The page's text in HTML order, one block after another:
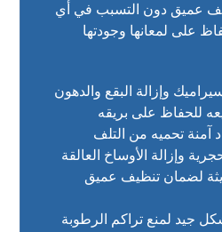
عميق دون التسبب في أي
على لمعانها وجودتها
وإزالة البقع والدهون
للحفاظ على بريقه
آمنة تحميه من التلف
وإزالة الأوساخ العالقة
لضمان تنظيف عميق
جيد لمنع تراكم الرطوبة